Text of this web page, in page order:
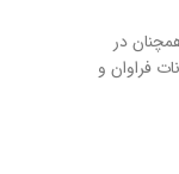
همچنان در
فراوان و